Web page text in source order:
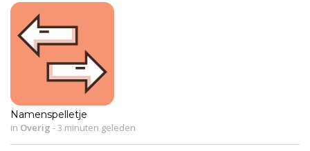
Namenspelletje
in Overig - 3 minuten geleden